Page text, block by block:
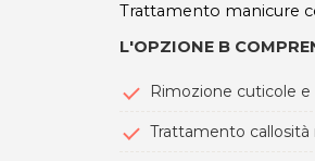
Trattamento manicure
L'OPZIONE B
Rimozione cuticole
Trattamento callosità